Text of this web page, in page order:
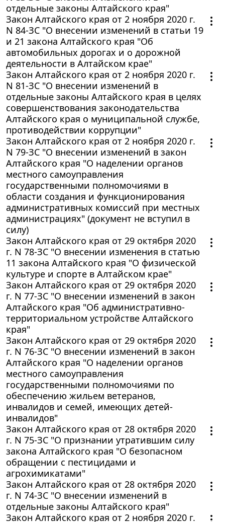
отдельные законы Алтайского края"
Закон Алтайского края от 2 ноября 2020 г.
N 84-ЗС "О внесении изменений в статьи 19
и 21 закона Алтайского края "Об
автомобильных дорогах и о дорожной
деятельности в Алтайском крае"
Закон Алтайского края от 2 ноября 2020 г.
N 81-ЗС "О внесении изменений в
отдельные законы Алтайского края в целях
совершенствования законодательства
Алтайского края о муниципальной службе,
противодействии коррупции"
Закон Алтайского края от 2 ноября 2020 г.
N 79-ЗС "О внесении изменений в закон
Алтайского края "О наделении органов
местного самоуправления
государственными полномочиями в
области создания и функционирования
административных комиссий при местных
администрациях" (документ не вступил в
силу)
Закон Алтайского края от 29 октября 2020
г. N 78-ЗС "О внесении изменения в статью
11 закона Алтайского края "О физической
культуре и спорте в Алтайском крае"
Закон Алтайского края от 29 октября 2020
г. N 77-ЗС "О внесении изменений в закон
Алтайского края "Об административно-
территориальном устройстве Алтайского
края"
Закон Алтайского края от 29 октября 2020
г. N 76-ЗС "О внесении изменений в закон
Алтайского края "О наделении органов
местного самоуправления
государственными полномочиями по
обеспечению жильем ветеранов,
инвалидов и семей, имеющих детей-
инвалидов"
Закон Алтайского края от 28 октября 2020
г. N 75-ЗС "О признании утратившим силу
закона Алтайского края "О безопасном
обращении с пестицидами и
агрохимикатами"
Закон Алтайского края от 28 октября 2020
г. N 74-ЗС "О внесении изменений в
отдельные законы Алтайского края"
Закон Алтайского края от 2 ноября 2020 г.